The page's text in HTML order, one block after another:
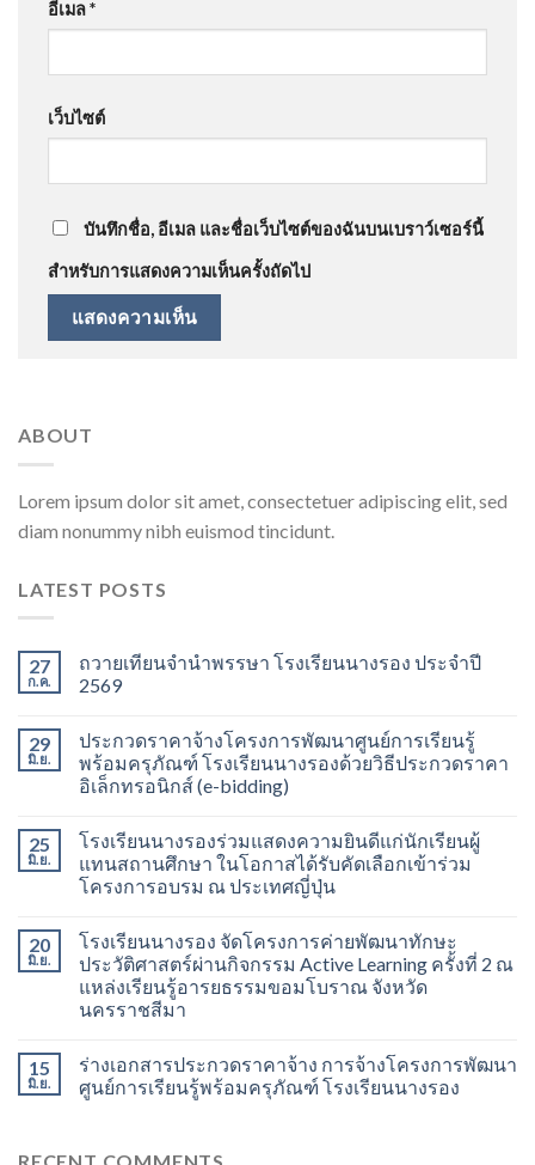
อีเมล*
เว็บไซต์
บันทึกชื่อ, อีเมล และชื่อเว็บไซต์ของฉันบนเบราว์เซอร์นี้
สำหรับการแสดงความเห็นครั้งถัดไป
ABOUT
Lorem ipsum dolor sit amet, consectetuer adipiscing elit, sed
diam nonummy nibh euismod tincidunt.
LATEST POSTS
27
ก.ค.
ถวายเทียนจำนำพรรษา โรงเรียนนางรอง ประจำปี
2569
29
มิ.ย.
ประกวดราคาจ้างโครงการพัฒนาศูนย์การเรียนรู้
พร้อมครุภัณฑ์ โรงเรียนนางรองด้วยวิธีประกวดราคา
อิเล็กทรอนิกส์ (e-bidding)
25
มิ.ย.
โรงเรียนนางรองร่วมแสดงความยินดีแก่นักเรียนผู้
แทนสถานศึกษา ในโอกาสได้รับคัดเลือกเข้าร่วม
โครงการอบรม ณ ประเทศญี่ปุ่น
20
มิ.ย.
โรงเรียนนางรอง จัดโครงการค่ายพัฒนาทักษะ
ประวัติศาสตร์ผ่านกิจกรรม Active Learning ครั้งที่ 2 ณ
แหล่งเรียนรู้อารยธรรมขอมโบราณ จังหวัด
นครราชสีมา
15
มิ.ย.
ร่างเอกสารประกวดราคาจ้าง การจ้างโครงการพัฒนา
ศูนย์การเรียนรู้พร้อมครุภัณฑ์ โรงเรียนนางรอง